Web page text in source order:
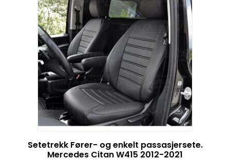
Setetrekk Fører- og enkelt passasjersete.
Mercedes Citan W415 2012-2021